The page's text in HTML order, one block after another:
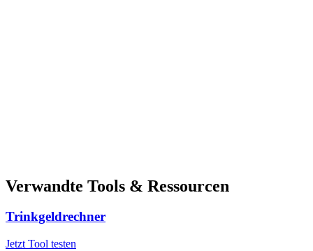
Verwandte Tools & Ressourcen
Trinkgeldrechner
Jetzt Tool testen